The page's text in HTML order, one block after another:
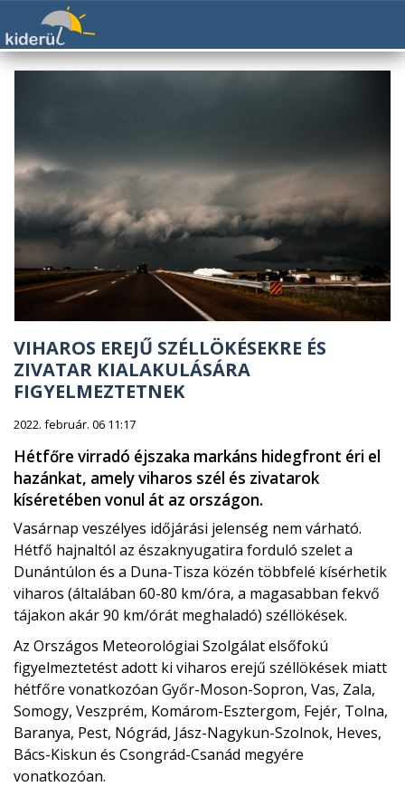
VIHAROS EREJŰ SZÉLLÖKÉSEKRE ÉS
ZIVATAR KIALAKULÁSÁRA
FIGYELMEZTETNEK
2022. február. 06 11:17
Hétfőre virradó éjszaka markáns hidegfront éri el
hazánkat, amely viharos szél és zivatarok
kíséretében vonul át az országon.
Vasárnap veszélyes időjárási jelenség nem várható.
Hétfő hajnaltól az északnyugatira forduló szelet a
Dunántúlon és a Duna-Tisza közén többfelé kísérhetik
viharos (általában 60-80 km/óra, a magasabban fekvő
tájakon akár 90 km/órát meghaladó) széllökések.
Az Országos Meteorológiai Szolgálat elsőfokú
figyelmeztetést adott ki viharos erejű széllökések miatt
hétfőre vonatkozóan Győr-Moson-Sopron, Vas, Zala,
Somogy, Veszprém, Komárom-Esztergom, Fejér, Tolna,
Baranya, Pest, Nógrád, Jász-Nagykun-Szolnok, Heves,
Bács-Kiskun és Csongrád-Csanád megyére
vonatkozóan.